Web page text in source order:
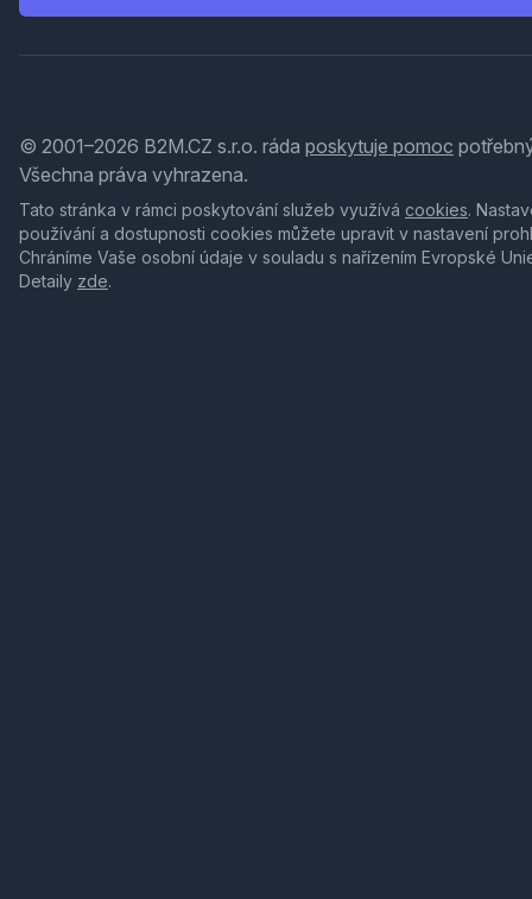
© 2001–2026 B2M.CZ s.r.o. ráda poskytuje pomoc
Všechna práva vyhrazena.
Tato stránka v rámci poskytování služeb využívá cookies.
používání a dostupnosti cookies můžete upravit v nastavení
Chráníme Vaše osobní údaje v souladu s nařízením Evropské
Detaily zde.